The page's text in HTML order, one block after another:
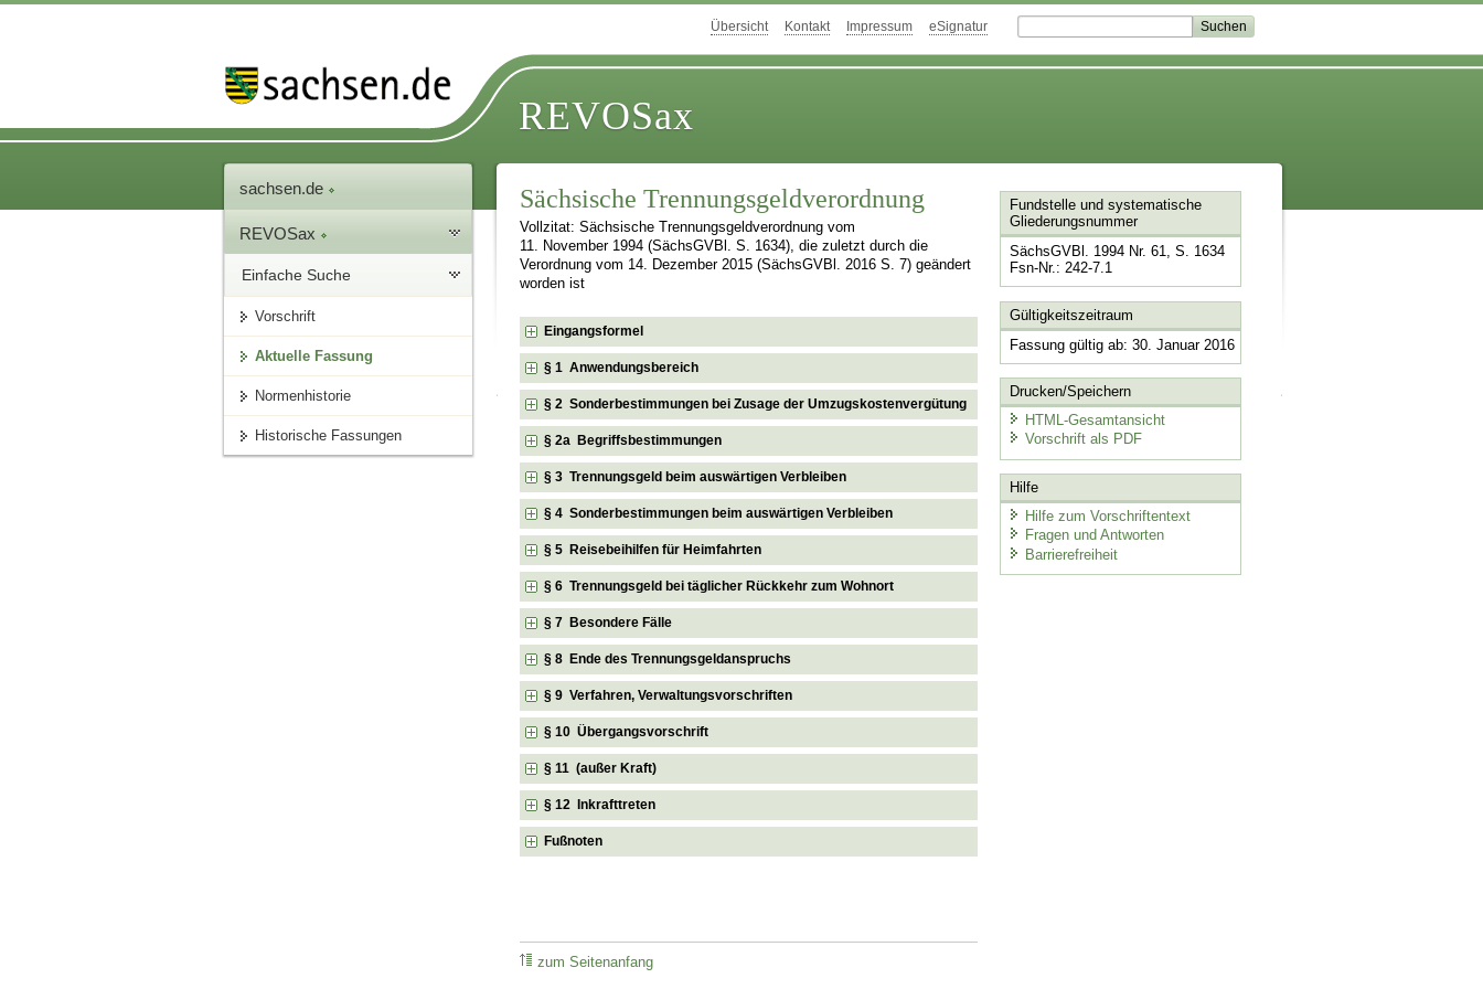
Übersicht Kontakt Impressum eSignatur
REVOSax
sachsen.de
REVOSax
Einfache Suche
Vorschrift
Aktuelle Fassung
Normenhistorie
Historische Fassungen
Sächsische Trennungsgeldverordnung
Vollzitat: Sächsische Trennungsgeldverordnung vom
11. November 1994 (SächsGVBl. S. 1634), die zuletzt durch die
Verordnung vom 14. Dezember 2015 (SächsGVBl. 2016 S. 7) geändert
worden ist
Eingangsformel
§ 1 Anwendungsbereich
§ 2 Sonderbestimmungen bei Zusage der Umzugskostenvergütung
§ 2a Begriffsbestimmungen
§ 3 Trennungsgeld beim auswärtigen Verbleiben
§ 4 Sonderbestimmungen beim auswärtigen Verbleiben
§ 5 Reisebeihilfen für Heimfahrten
§ 6 Trennungsgeld bei täglicher Rückkehr zum Wohnort
§ 7 Besondere Fälle
§ 8 Ende des Trennungsgeldanspruchs
§ 9 Verfahren, Verwaltungsvorschriften
§ 10 Übergangsvorschrift
§ 11 (außer Kraft)
§ 12 Inkrafttreten
Fußnoten
zum Seitenanfang
Fundstelle und systematische
Gliederungsnummer
SächsGVBl. 1994 Nr. 61, S. 1634
Fsn-Nr.: 242-7.1
Gültigkeitszeitraum
Fassung gültig ab: 30. Januar 2016
Drucken/Speichern
HTML-Gesamtansicht
Vorschrift als PDF
Hilfe
Hilfe zum Vorschriftentext
Fragen und Antworten
Barrierefreiheit